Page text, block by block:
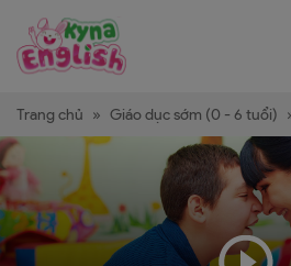
Trang chủ » Giáo dục sớm (0 - 6 tuổi)